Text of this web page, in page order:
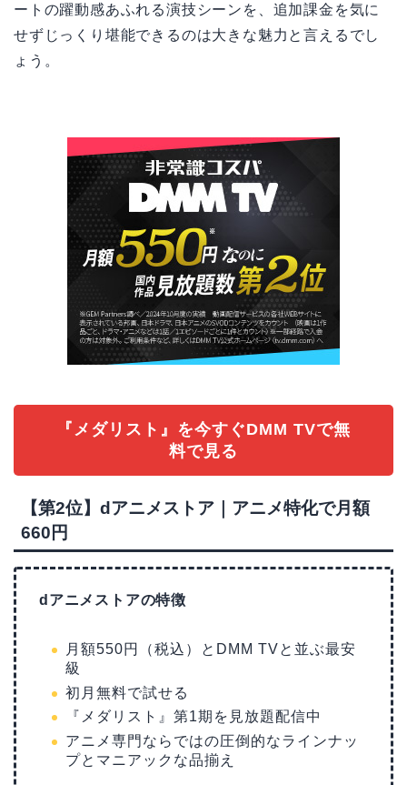
ートの躍動感あふれる演技シーンを、追加課金を気に
せずじっくり堪能できるのは大きな魅力と言えるでし
ょう。
『メダリスト』を今すぐDMM TVで無
料で見る
【第2位】dアニメストア｜アニメ特化で月額
660円
dアニメストアの特徴
月額550円（税込）とDMM TVと並ぶ最安
級
初月無料で試せる
『メダリスト』第1期を見放題配信中
アニメ専門ならではの圧倒的なラインナッ
プとマニアックな品揃え